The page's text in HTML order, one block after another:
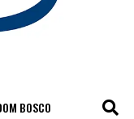
BOSCO